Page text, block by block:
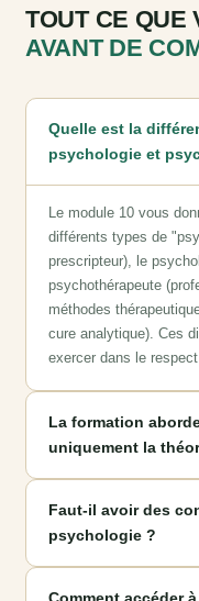
TOUT CE QUE
AVANT DE
Quelle est la
psychologie et
Le module 10 vous
différents types de
prescripteur), le
psychothérapeute
méthodes
cure analytique). Ces
exercer dans le
La formation
uniquement la
Faut-il avoir des
psychologie ?